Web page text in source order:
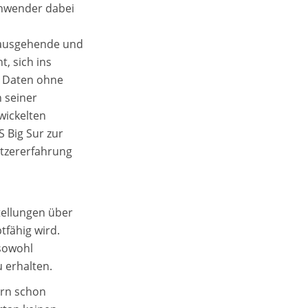
dabei
und
sich ins
ohne
seiner
Big Sur zur
über
wird.
erhalten.
schon